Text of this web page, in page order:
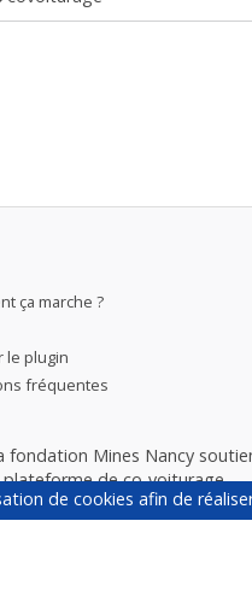
ça marche ?
le plugin
fréquentes
fondation Mines Nancy
plateforme de co-voiturage
YesWeCar.
de cookies afin de